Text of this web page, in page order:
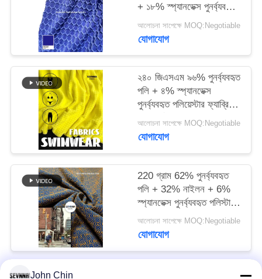
PRIVACY
POLICY
+ ১৮% স্প্যানডেক্স পুনর্ব্যবহৃত
পলিয়েস্টার ফ্যাব্রিক নিট
সার্কুলারের জন্য
আলোচনা সাপেক্ষে MOQ:Negotiable
যোগাযোগ
২৪০ জিএসএম ৯৬% পুনর্ব্যবহৃত
পলি + ৪% স্প্যানডেক্স
পুনর্ব্যবহৃত পলিয়েস্টার ফ্যাব্রিক
নিট সার্কুলারের জন্য
আলোচনা সাপেক্ষে MOQ:Negotiable
যোগাযোগ
220 গ্রাম 62% পুনর্ব্যবহৃত
পলি + 32% নাইলন + 6%
স্প্যানডেক্স পুনর্ব্যবহৃত পলিস্টার
আলোচনা সাপেক্ষে MOQ:Negotiable
যোগাযোগ
John Chin